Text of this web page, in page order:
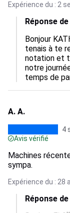
Expérience du : 2
Réponse
Bonjour
tenais à te
notation et
notre
temps de
A. A.
4
Avis vérifié
Machines
sympa.
Expérience du : 28
Réponse